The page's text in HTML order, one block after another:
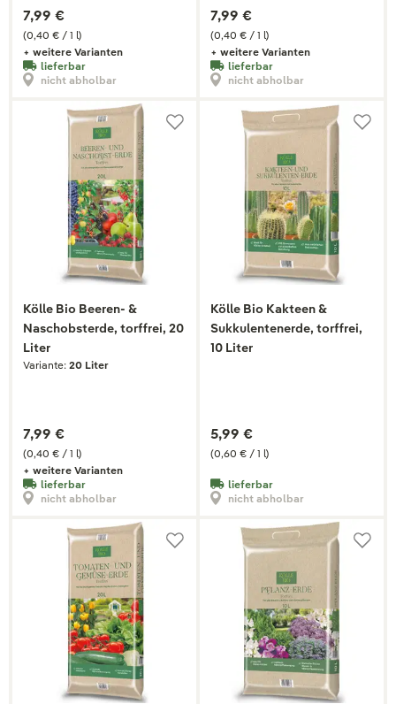
(0,40 € / 1 l)
7,99 €
+ weitere Varianten
lieferbar
nicht abholbar
(0,40 € / 1 l)
7,99 €
+ weitere Varianten
lieferbar
nicht abholbar
Kölle Bio Beeren- &
Naschobsterde, torffrei, 20
Liter
Variante: 20 Liter
(0,40 € / 1 l)
7,99 €
+ weitere Varianten
lieferbar
nicht abholbar
Kölle Bio Kakteen &
Sukkulentenerde, torffrei,
10 Liter
(0,60 € / 1 l)
5,99 €
lieferbar
nicht abholbar